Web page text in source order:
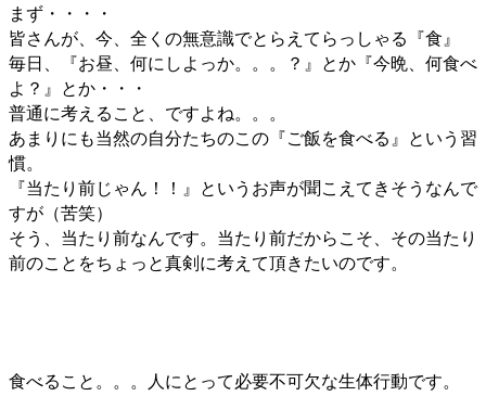
まず・・・・
皆さんが、今、全くの無意識でとらえてらっしゃる『食』
毎日、『お昼、何にしよっか。。。？』とか『今晩、何食べ
よ？』とか・・・
普通に考えること、ですよね。。。
あまりにも当然の自分たちのこの『ご飯を食べる』という習
慣。
『当たり前じゃん！！』というお声が聞こえてきそうなんで
すが（苦笑）
そう、当たり前なんです。当たり前だからこそ、その当たり
前のことをちょっと真剣に考えて頂きたいのです。
食べること。。。人にとって必要不可欠な生体行動です。